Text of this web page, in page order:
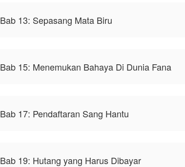
Bab 13: Sepasang Mata Biru
Bab 15: Menemukan Bahaya Di Dunia Fana
Bab 17: Pendaftaran Sang Hantu
Bab 19: Hutang yang Harus Dibayar